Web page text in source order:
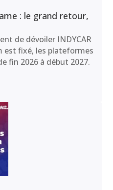
: le grand retour,
de dévoiler INDYCAR
est fixé, les plateformes
fin 2026 à début 2027.